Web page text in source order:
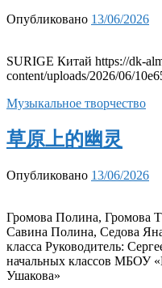
Опубликовано 13/06/2026
SURIGE Китай https://dk-
content/uploads/2026/06/
Музыкальное творчество
草原上的幽灵
Опубликовано 13/06/2026
Громова Полина, Громова
Савина Полина, Седова
класса Руководитель:
начальных классов МБОУ
Ушакова»